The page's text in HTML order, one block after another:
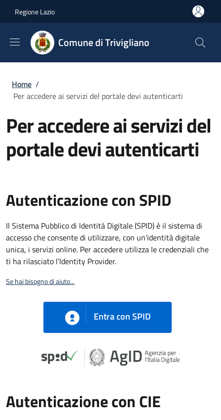
Regione Lazio
Comune di Trivigliano
Briciole di pane
Home /
Per accedere ai servizi del portale devi autenticarti
Per accedere ai servizi del
portale devi autenticarti
Autenticazione con SPID
Il Sistema Pubblico di Identità Digitale (SPID) è il sistema di
accesso che consente di utilizzare, con un'identità digitale
unica, i servizi online. Per accedere utilizza le credenziali che
ti ha rilasciato l’Identity Provider.
Se hai bisogno di aiuto...
Entra con SPID
Autenticazione con CIE